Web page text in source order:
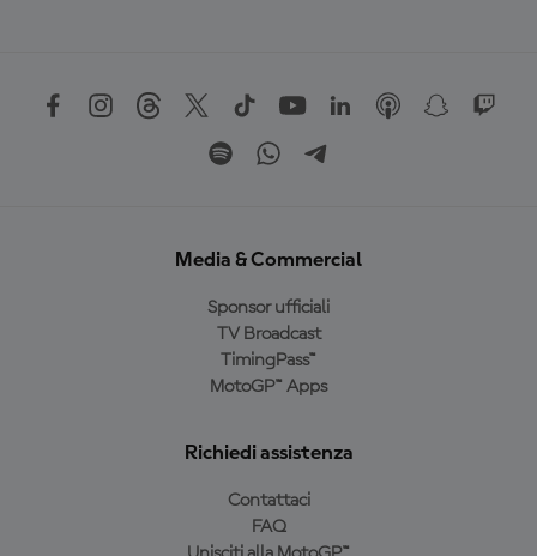
Media & Commercial
Sponsor ufficiali
TV Broadcast
TimingPass™
MotoGP™ Apps
Richiedi assistenza
Contattaci
FAQ